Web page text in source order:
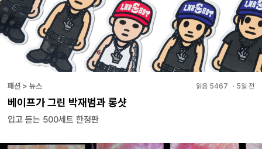
패션 > 뉴스 읽음 5467 ・ 5일 전
베이프가 그린 박재범과 롱샷
입고 듣는 500세트 한정판